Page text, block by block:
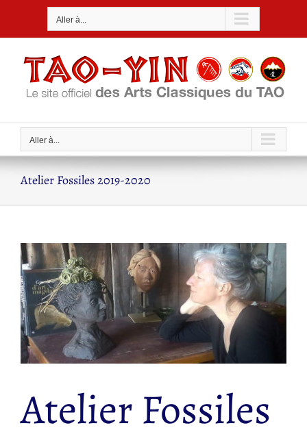
Aller à...
Aller à...
Atelier Fossiles 2019-2020
Voir
l'image
agrandie
Atelier Fossiles